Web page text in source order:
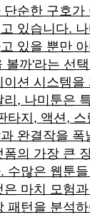
단순한 구호
있습니다.
있을 뿐만
볼까'라는 선
이션 시스템
리, 나미툰은
타지, 액션,
완결작을 폭
폼의 가장 큰
수많은 웹툰
은 마치 모험
패턴을 분석